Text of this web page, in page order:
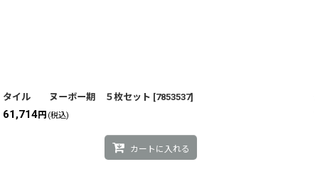
タイル ヌーボー期 ５枚セット [7853537]
61,714円 (税込)
カートに入れる